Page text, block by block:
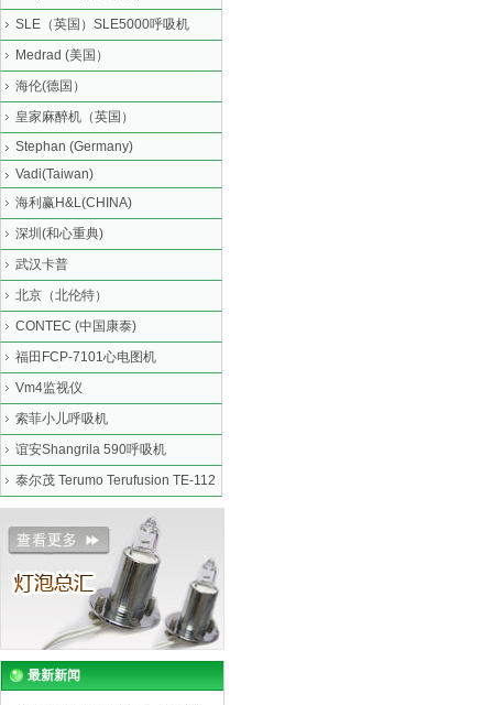
SLE（英国）SLE5000呼吸机
Medrad (美国）
海伦(德国）
皇家麻醉机（英国）
Stephan (Germany)
Vadi(Taiwan)
海利赢H&L(CHINA)
深圳(和心重典)
武汉卡普
北京（北伦特）
CONTEC (中国康泰)
福田FCP-7101心电图机
Vm4监视仪
索菲小儿呼吸机
谊安Shangrila 590呼吸机
泰尔茂 Terumo Terufusion TE-112
最新新闻